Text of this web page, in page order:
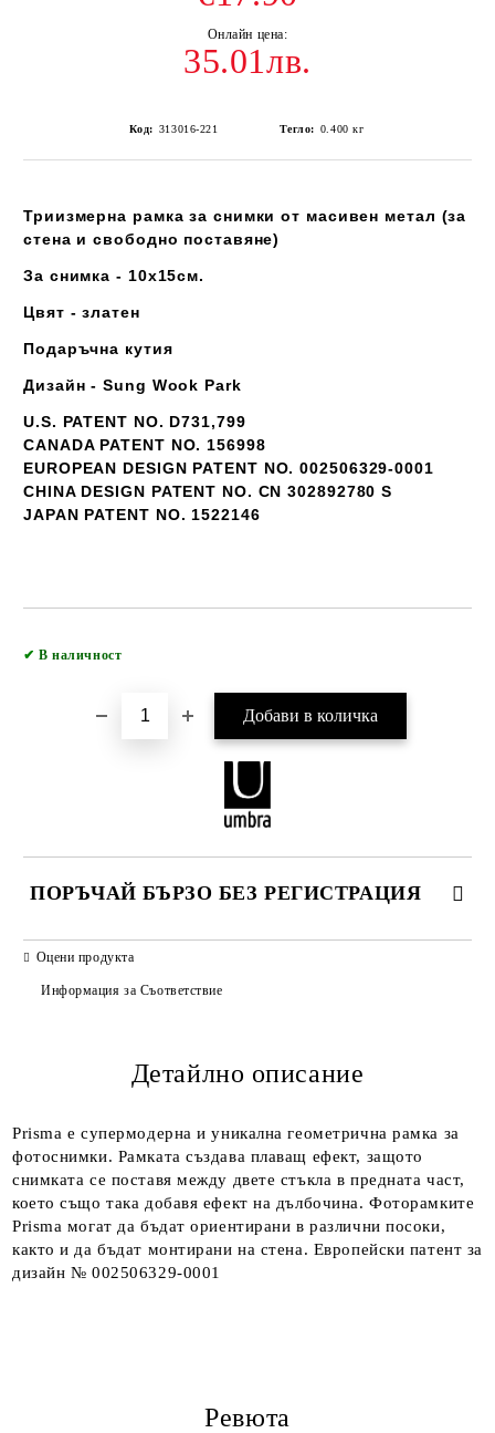
35.01лв.
Код: 313016-221 Тегло: 0.400 кг
Триизмерна рамка за снимки от масивен метал (за
стена и свободно поставяне)
За снимка - 10х15см.
Цвят - златен
Подаръчна кутия
Дизайн - Sung Wook Park
U.S. PATENT NO. D731,799
CANADA PATENT NO. 156998
EUROPEAN DESIGN PATENT NO. 002506329-0001
CHINA DESIGN PATENT NO. CN 302892780 S
JAPAN PATENT NO. 1522146
✔ В наличност
ПОРЪЧАЙ БЪРЗО БЕЗ РЕГИСТРАЦИЯ
Ние ще се свържем с вас в рамките на работния ден.
Оцени продукта
Информация за Съответствие
Детайлно описание
Prisma е супермодерна и уникална геометрична рамка за
фотоснимки. Рамката създава плаващ ефект, защото
снимката се поставя между двете стъкла в предната част,
което също така добавя ефект на дълбочина. Фоторамките
Prisma могат да бъдат ориентирани в различни посоки,
както и да бъдат монтирани на стена. Европейски патент за
дизайн № 002506329-0001
Ревюта